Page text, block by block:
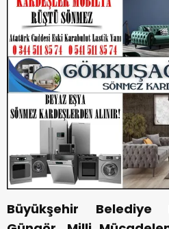
Büyükşehir Belediye